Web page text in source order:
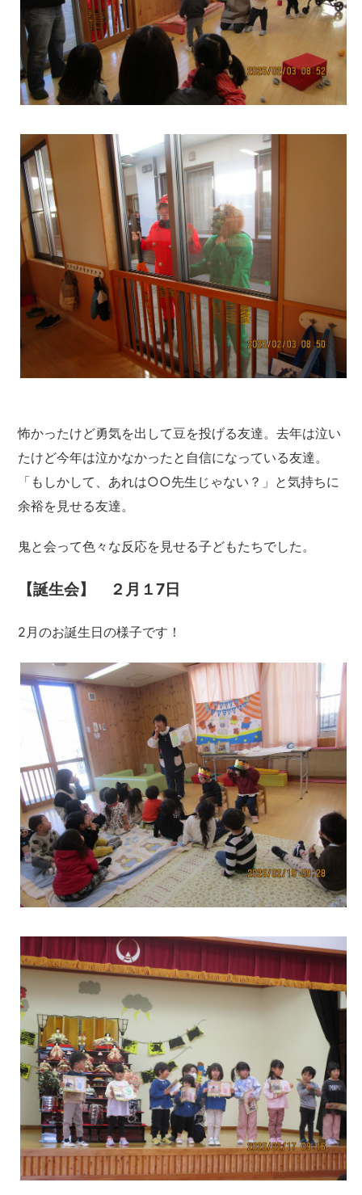
怖かったけど勇気を出して豆を投げる友達。去年は泣い
たけど今年は泣かなかったと自信になっている友達。
「もしかして、あれは○○先生じゃない？」と気持ちに
余裕を見せる友達。
鬼と会って色々な反応を見せる子どもたちでした。
【誕生会】 ２月１7日
2月のお誕生日の様子です！